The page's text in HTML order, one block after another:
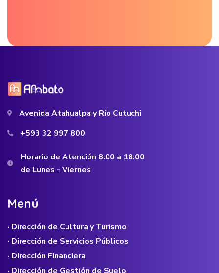
Avenida Atahualpa y Río Cutuchi
+593 32 997 800
Horario de Atención 8:00 a 18:00
de Lunes - Viernes
Menú
· Dirección de Cultura y Turismo
· Dirección de Servicios Públicos
· Dirección Financiera
· Dirección de Gestión de Suelo